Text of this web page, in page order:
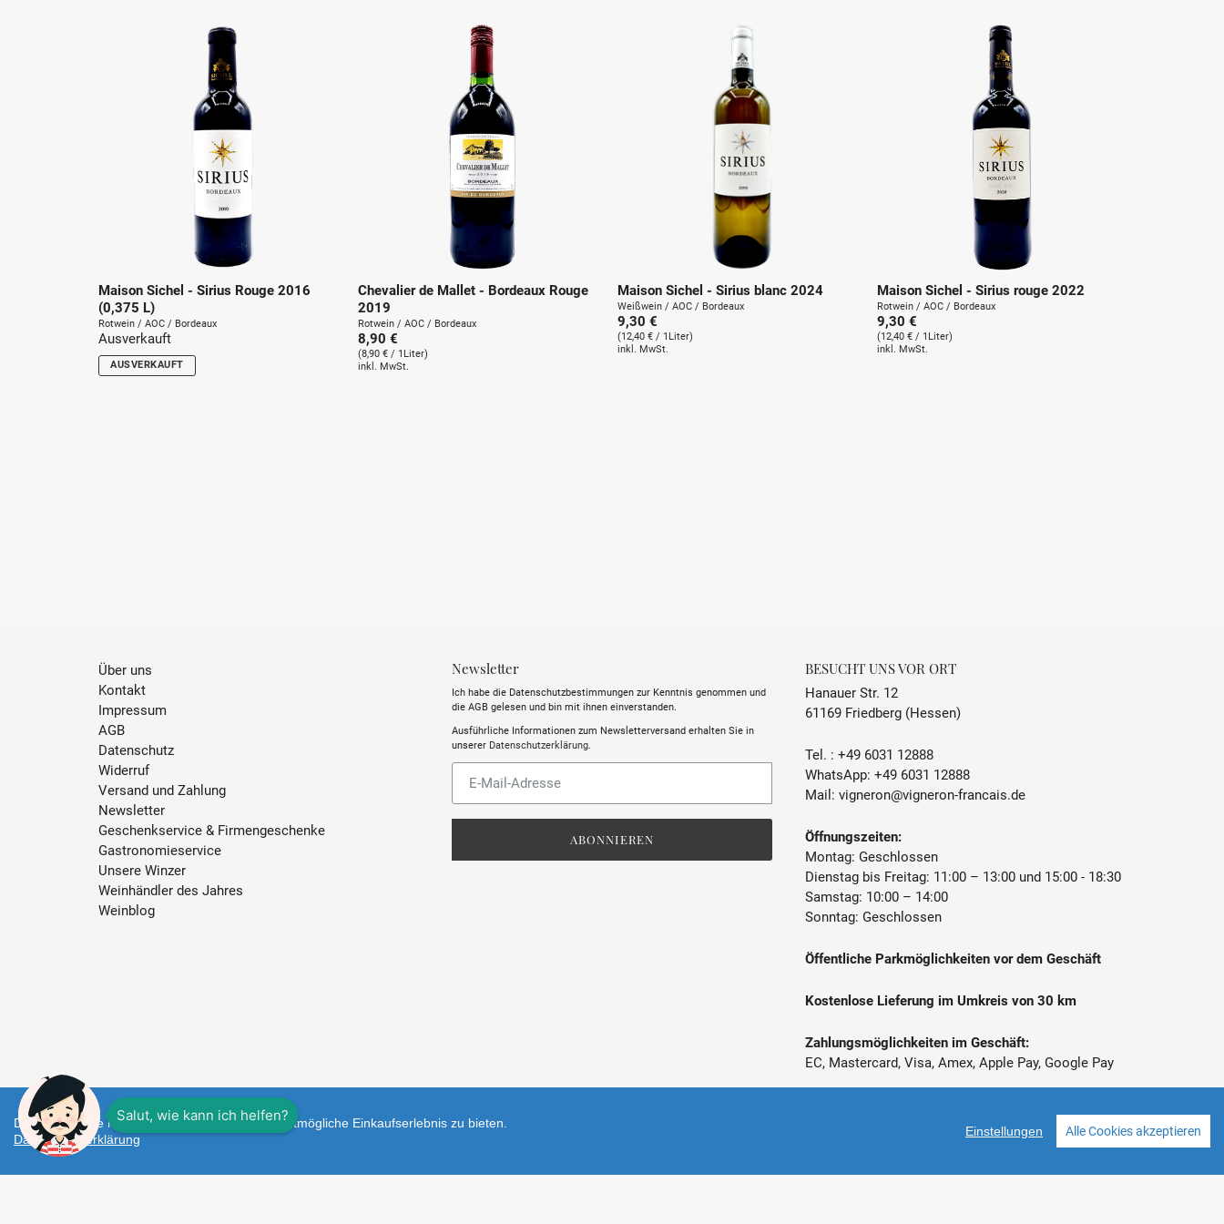
Maison Sichel - Sirius Rouge 2016
(0,375 L)
Rotwein / AOC / Bordeaux
Ausverkauft
AUSVERKAUFT
Chevalier de Mallet - Bordeaux Rouge
2019
Rotwein / AOC / Bordeaux
8,90 €
(8,90 € / 1Liter)
inkl. MwSt.
Maison Sichel - Sirius blanc 2024
Weißwein / AOC / Bordeaux
9,30 €
(12,40 € / 1Liter)
inkl. MwSt.
Maison Sichel - Sirius rouge 2022
Rotwein / AOC / Bordeaux
9,30 €
(12,40 € / 1Liter)
inkl. MwSt.
Über uns
Kontakt
Impressum
AGB
Datenschutz
Widerruf
Versand und Zahlung
Newsletter
Geschenkservice & Firmengeschenke
Gastronomieservice
Unsere Winzer
Weinhändler des Jahres
Weinblog
Newsletter
Ich habe die Datenschutzbestimmungen zur Kenntnis genommen und
die AGB gelesen und bin mit ihnen einverstanden.
Ausführliche Informationen zum Newsletterversand erhalten Sie in
unserer Datenschutzerklärung
ABONNIEREN
BESUCHT UNS VOR ORT
Hanauer Str. 12
61169 Friedberg (Hessen)
Tel. : +49 6031 12888
WhatsApp: +49 6031 12888
Mail: vigneron@vigneron-francais.de
Öffnungszeiten:
Montag: Geschlossen
Dienstag bis Freitag: 11:00 – 13:00 und 15:00 - 18:30
Samstag: 10:00 – 14:00
Sonntag: Geschlossen
Öffentliche Parkmöglichkeiten vor dem Geschäft
Kostenlose Lieferung im Umkreis von 30 km
Zahlungsmöglichkeiten im Geschäft:
EC, Mastercard, Visa, Amex, Apple Pay, Google Pay
Diese Webseite nutzt Cookies um Ihnen das bestmögliche Einkaufserlebnis zu bieten.
Datenschutzerklärung
Einstellungen Alle Cookies akzeptieren